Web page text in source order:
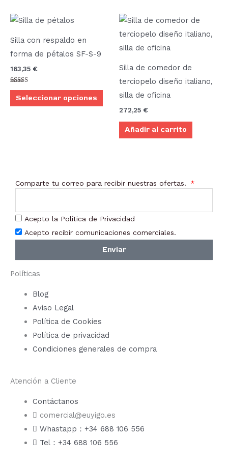
Silla con respaldo en
forma de pétalos SF-S-9
163,35 €
Valorado
con
5.00
de 5
Seleccionar opciones
producto
tiene
Las
pueden
página
producto
Silla de comedor de
terciopelo diseño italiano,
silla de oficina
272,25 €
Añadir al carrito
Comparte tu correo para recibir nuestras ofertas.
Acepto la Política de Privacidad
Acepto recibir comunicaciones comerciales.
Enviar
Políticas
Blog
Aviso Legal
Política de Cookies
Política de privacidad
Condiciones generales de compra
Atención a Cliente
Contáctanos
comercial@euyigo.es
Whastapp：+34 688 106 556
Tel：+34 688 106 556